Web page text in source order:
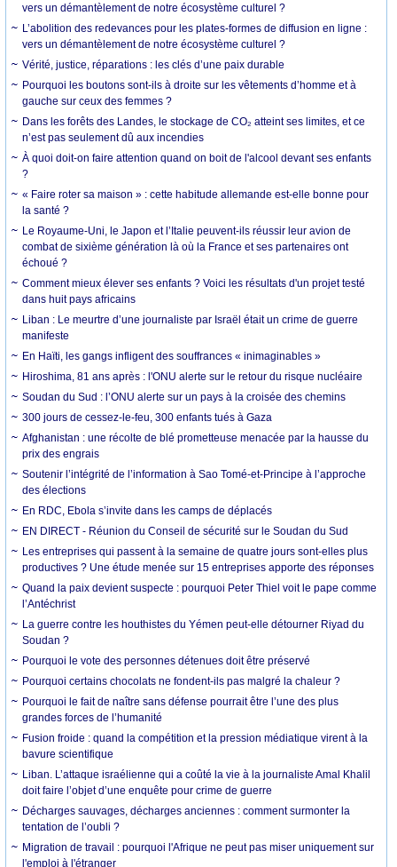
vers un démantèlement de notre écosystème culturel ?
L’abolition des redevances pour les plates-formes de diffusion en ligne :
vers un démantèlement de notre écosystème culturel ?
Vérité, justice, réparations : les clés d’une paix durable
Pourquoi les boutons sont-ils à droite sur les vêtements d’homme et à
gauche sur ceux des femmes ?
Dans les forêts des Landes, le stockage de CO₂ atteint ses limites, et ce
n’est pas seulement dû aux incendies
À quoi doit-on faire attention quand on boit de l'alcool devant ses enfants
?
« Faire roter sa maison » : cette habitude allemande est-elle bonne pour
la santé ?
Le Royaume-Uni, le Japon et l’Italie peuvent-ils réussir leur avion de
combat de sixième génération là où la France et ses partenaires ont
échoué ?
Comment mieux élever ses enfants ? Voici les résultats d'un projet testé
dans huit pays africains
Liban : Le meurtre d’une journaliste par Israël était un crime de guerre
manifeste
En Haïti, les gangs infligent des souffrances « inimaginables »
Hiroshima, 81 ans après : l'ONU alerte sur le retour du risque nucléaire
Soudan du Sud : l’ONU alerte sur un pays à la croisée des chemins
300 jours de cessez-le-feu, 300 enfants tués à Gaza
Afghanistan : une récolte de blé prometteuse menacée par la hausse du
prix des engrais
Soutenir l’intégrité de l’information à Sao Tomé-et-Principe à l’approche
des élections
En RDC, Ebola s’invite dans les camps de déplacés
EN DIRECT - Réunion du Conseil de sécurité sur le Soudan du Sud
Les entreprises qui passent à la semaine de quatre jours sont-elles plus
productives ? Une étude menée sur 15 entreprises apporte des réponses
Quand la paix devient suspecte : pourquoi Peter Thiel voit le pape comme
l’Antéchrist
La guerre contre les houthistes du Yémen peut-elle détourner Riyad du
Soudan ?
Pourquoi le vote des personnes détenues doit être préservé
Pourquoi certains chocolats ne fondent-ils pas malgré la chaleur ?
Pourquoi le fait de naître sans défense pourrait être l’une des plus
grandes forces de l’humanité
Fusion froide : quand la compétition et la pression médiatique virent à la
bavure scientifique
Liban. L’attaque israélienne qui a coûté la vie à la journaliste Amal Khalil
doit faire l’objet d’une enquête pour crime de guerre
Décharges sauvages, décharges anciennes : comment surmonter la
tentation de l’oubli ?
Migration de travail : pourquoi l'Afrique ne peut pas miser uniquement sur
l'emploi à l'étranger